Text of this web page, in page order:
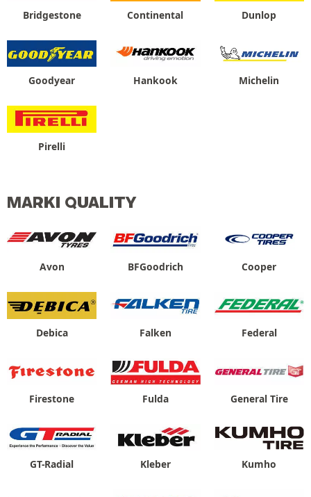
Bridgestone Continental Dunlop
Goodyear Hankook Michelin
Pirelli
MARKI QUALITY
Avon BFGoodrich Cooper
Debica Falken Federal
Firestone Fulda General Tire
GT-Radial Kleber Kumho